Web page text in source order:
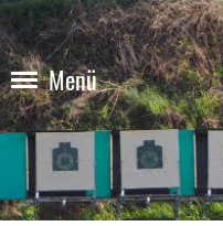
Menü